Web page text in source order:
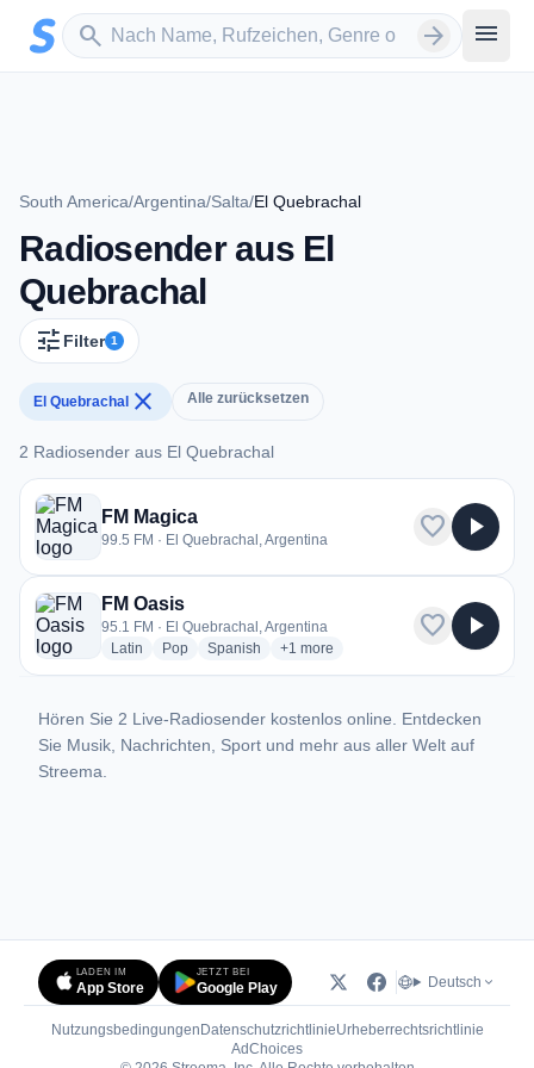
Zum Hauptinhalt springen
search
Sender suchen arrow_forward menu
South America/Argentina/Salta/El Quebrachal
Radiosender aus El
Quebrachal
tune Filter 1
El Quebrachal close Alle zurücksetzen
2 Radiosender aus El Quebrachal
2 Radiosender aus El Quebrachal
FM Magica
99.5 FM · El Quebrachal, Argentina favorite play_arrow
FM Oasis
95.1 FM · El Quebrachal, Argentina
Latin radio stations
Popradio stations
Spanish radio stations
+1 more genres for FM Oasis
more
favorite play_arrow
Hören Sie 2 Live-Radiosender kostenlos online. Entdecken
Sie Musik, Nachrichten, Sport und mehr aus aller Welt auf
Streema.
LADEN IM
App Store
JETZT BEI
Google Play Deutsch
Nutzungsbedingungen DatenschutzrichtlinieUrheberrechtsrichtlinie
AdChoices(öffnet in neuem Tab)